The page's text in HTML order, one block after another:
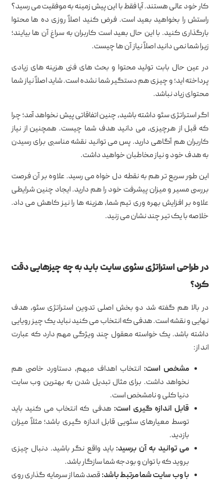
کار خود عالی هستند. آیا فقط با این پیش زمینه به موفقیت می رسید؟
راستش را بخواهید بعید است. فرض کنید اصلاً روزی ده ها محتوا
بارگذاری کنید. با این حال بعید است کاربران به سراغ آن ها بیایند؛
زیرا شما نمی دانید اصلاً نیاز آن ها چیست.
در عین حال بابت تولید محتوا و بحث های فنی هزینه های زیادی
پرداخته اید؛ و چیزی هم دستگیر شما نشده است. شاید اصلاً نیاز شما
محتوای زیاد نباشد.
اگر استراتژی سئو داشته باشید، چنین اتفاقاتی پیش نخواهد آمد؛ چرا
که قبل از هرچیزی، می دانید هدف شما چیست. همچنین از نیاز
کاربران هم آگاهی دارید. پس می توانید نقشه مناسبی برای رسیدن
به هدف خود و نیاز مخاطبان خواهید داشت.
این طور سریع تر هم به نقطه دل خواه می رسید. علاوه بر آن فرصت
بررسی مسیر و میزان پیشرفت خود را هم دارید. ایجاد چنین شرایطی
علاوه بر افزایش بهره وری تیم شما، هزینه ها را نیز کاهش می داد.
خلاصه با یک تیر چند نشان می زنید.
در طراحی استراتژی سئوی سایت باید به چه چیزهایی دقت
کرد؟
در بالا هم گفته شد دو بخش اصلی تدوین استراتژی سئو، هدف
نهایی و نقشه است. هدفی که انتخاب می کنید نباید یک چیز رویایی
داشته باشد. یک خواسته معقول چند ویژگی مهم دارد که عبارت
اند از:
مشخص است: انتخاب اهداف مبهم، دستاورد خاصی هم
نخواهد داشت. برای مثال تبدیل شدن به بهترین وب سایت
دنیا کلی و نامشخص است.
قابل اندازه گیری است: هدفی که انتخاب می کنید باید
توسط معیارهای سئویی قابل اندازه گیری باشد؛ مثلاً میزان
بازدید.
می توانید به آن برسید: باید واقع نگر باشید. دنبال چیزی
بروید که با توان و بودجه شما سازگار باشد.
با وب سایت شما مرتبط باشد:قصد شما از سرمایه گذاری روی